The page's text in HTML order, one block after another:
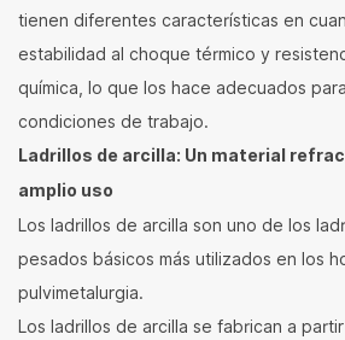
tienen diferentes características en
estabilidad al choque térmico y
química, lo que los hace adecuados
condiciones de trabajo.
Ladrillos de arcilla: Un material
amplio uso
Los ladrillos de arcilla son uno de los
pesados básicos más utilizados en los
pulvimetalurgia.
Los ladrillos de arcilla se fabrican a